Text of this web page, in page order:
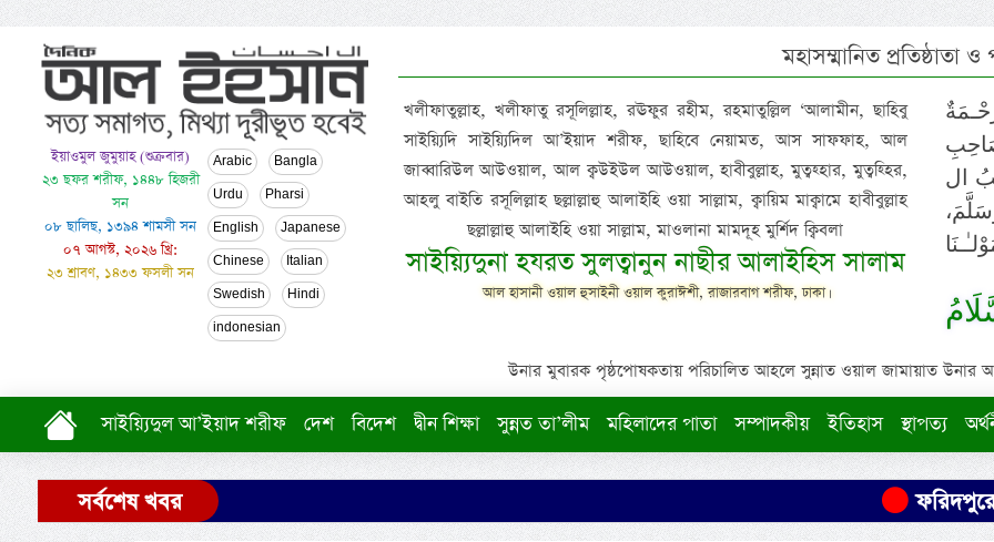
ইয়াওমুল জুমুয়াহ (শুক্রবার)
২৩ ছফর শরীফ, ১৪৪৮ হিজরী
সন
০৮ ছালিছ, ১৩৯৪ শামসী সন
০৭ আগস্ট, ২০২৬ খ্রি:
২৩ শ্রাবণ, ১৪৩৩ ফসলী সন
Arabic Bangla
Urdu Pharsi
English Japanese
Chinese Italian
Swedish Hindi
indonesian
মহাসম্মানিত প্রতিষ্ঠাতা
খলীফাতুল্লাহ, খলীফাতু রসূলিল্লাহ, রঊফুর রহীম, রহমাতুল্লিল ‘আলামীন, ছাহিবু
সাইয়্যিদি সাইয়্যিদিল আ’ইয়াদ শরীফ, ছাহিবে নেয়ামত, আস সাফফাহ, আল
জাব্বারিউল আউওয়াল, আল ক্বউইউল আউওয়াল, হাবীবুল্লাহ, মুত্বহ্হার, মুত্বহ্হির,
আহলু বাইতি রসূলিল্লাহ ছল্লাল্লাহু আলাইহি ওয়া সাল্লাম, ক্বায়িম মাক্বামে হাবীবুল্লাহ
ছল্লাল্লাহু আলাইহি ওয়া সাল্লাম, মাওলানা মামদূহ মুর্শিদ ক্বিবলা
সাইয়্যিদুনা হযরত সুলত্বানুন নাছীর আলাইহিস সালাম
আল হাসানী ওয়াল হুসাইনী ওয়াল কুরাঈশী, রাজারবাগ শরীফ, ঢাকা।
ال
উনার মুবারক পৃষ্ঠপোষকতায় পরিচালিত আহলে সুন্নাত ওয়াল জামায়াত উনার
সাইয়্যিদুল আ’ইয়াদ শরীফ দেশ বিদেশ দ্বীন শিক্ষা সুন্নত তা’লীম মহিলাদের পাতা সম্পাদকীয় ইতিহাস স্থাপত্য
সর্বশেষ খবর ফরিদপুরে